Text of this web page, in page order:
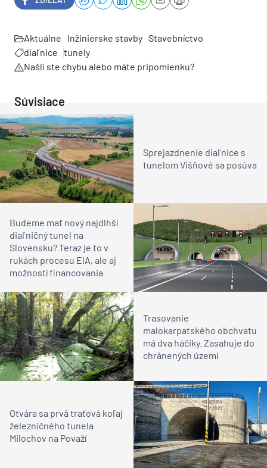
Aktuálne Inžinierske stavby Stavebníctvo
diaľnice tunely
Našli ste chybu alebo máte pripomienku?
Súvisiace
Sprejazdnenie diaľnice s
tunelom Višňové sa posúva
Budeme mať nový najdlhší
diaľničný tunel na
Slovensku? Teraz je to v
rukách procesu EIA, ale aj
možností financovania
Trasovanie
malokarpatského obchvatu
má dva háčiky. Zasahuje do
chránených území
Otvára sa prvá traťová koľaj
železničného tunela
Milochov na Považí